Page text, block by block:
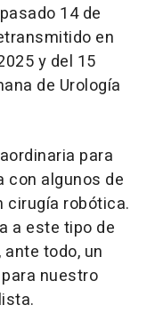
14 de
en
y del 15
de Urología
para
con algunos de
cirugía robótica.
a este tipo de
todo, un
nuestro